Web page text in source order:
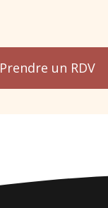
Prendre un RDV